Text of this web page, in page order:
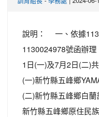
說明： 一、依據113
1130024978號函辦
1日(一)及7月2日(二)
(一)新竹縣五峰鄉
(二)新竹縣五峰鄉白
新竹縣五峰鄉原住民